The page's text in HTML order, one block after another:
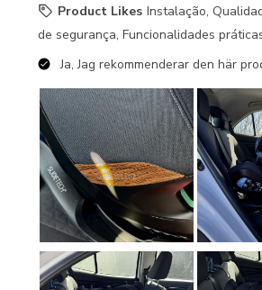
Product Likes Instalação,
de segurança, Funcionalidades
Ja, Jag rekommenderar den här